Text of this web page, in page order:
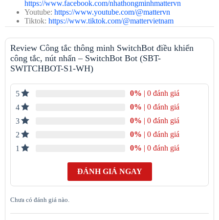
Đặc điểm và tính năng nổi bật của điều khiển thông minh
SwitchBot Bot.
Sử dụng được đa dạng nút nhấn với SwitchBot Bot.
Công tắc thông minh SwitchBot Bot có thể sử dụng cho đa dạng
nút bấm cơ truyền thống để biến chúng thành công tắc thông
minh.Được sử dụng với nhiều loại thiết bị, bao gồm đèn, quạt,
https://www.facebook.com/nhathongminhmattervn
Youtube: https://www.youtube.com/@mattervn
Tiktok: https://www.tiktok.com/@mattervietnam
Review Công tắc thông minh SwitchBot điều khiển
công tắc, nút nhấn – SwitchBot Bot (SBT-
SWITCHBOT-S1-WH)
5 0% | 0 đánh giá
4
0% | 0 đánh giá
3
0% | 0 đánh giá
2
0% | 0 đánh giá
1
0% | 0 đánh giá
ĐÁNH GIÁ NGAY
Chưa có đánh giá nào.